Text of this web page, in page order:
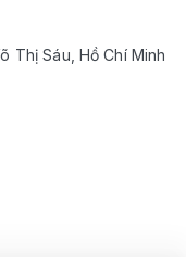
Thị Sáu, Hồ Chí Minh